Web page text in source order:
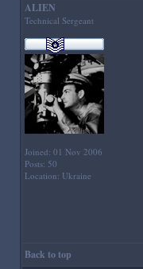
ALIEN
Technical Sergeant
Joined: 01 Nov 2006
Posts: 50
Location: Ukraine
Back to top